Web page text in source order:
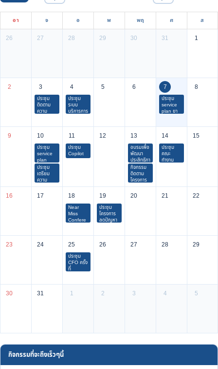
อา จ อ พ พฤ ศ ส
26 27 28 29 30 31 1
2 3
ประชุม
ติดตาม
ความ
ศุนย์
พัฒนาเด็ก
เล็กนำร่อง
4
ประชุม
ระบบ
บริการการ
5 6 7
ประชุม
service
plan ยา
8
9 10
ประชุม
service
plan
ประชุม
เตรียม
ความ
พร้อม
kick off
11
ประชุม
Copilot
12 13
อบรมเพื่อ
พัฒนา
ประสิทธิภา
พการ
จัดการการ
เบิกจ่าย
เงินเพิ่ม
สําหรับ ตํา
แหน่งที่มี
ข
(พ.ต.ส.)
กิจกรรม
ติดตาม
โครงการ
แม่บ้าน
สาธารณสุ
ข Triple-
14
ประชุม
คณะ
ทำงาน
15
16 17 18
Near
Miss
Confere
19
ประชุม
โครงการ
ลดปัญหา
ลดเชื้อ
ในจังหวัด
นราธิวาส
20 21 22
23 24 25
ประชุม
CFO ครั้ง
ที่
26 27 28 29
30 31 1 2 3 4 5
กิจกรรมที่จะถึงเร็วๆนี้